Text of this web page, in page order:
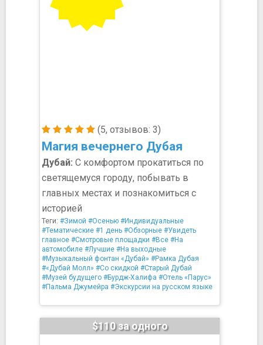
(5, отзывов: 3)
Магия вечернего Дубая
Дубай: С комфортом прокатиться по
светящемуся городу, побывать в
главных местах и познакомиться с
историей
Теги: #Зимой #Осенью #Индивидуальные
#Тематические #1 день #Обзорные #Увидеть
главное #Смотровые площадки #Все #На
автомобиле #Лучшие #На выходные
#Музыкальный фонтан «Дубай» #Рамка Дубая
#«Дубай Молл» #Со скидкой #Старый Дубай
#Музей будущего #Бурдж-Халифа #Отель «Парус»
#Пальма Джумейра #Экскурсии на русском языке
$110 за одного